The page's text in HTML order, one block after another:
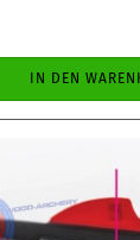
IN DEN